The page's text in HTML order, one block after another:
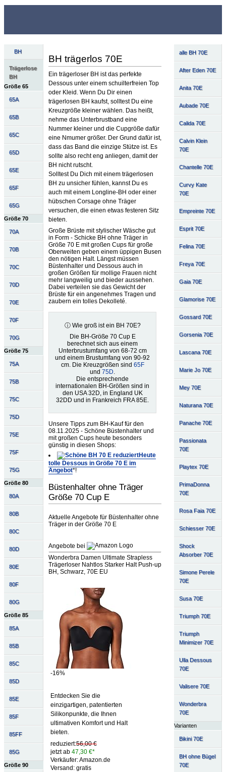
BH
Trägerlose
BH
Größe 65
65A
65B
65C
65D
65E
65F
65G
Größe 70
70A
70B
70C
70D
70E
70F
70G
Größe 75
75A
75B
75C
75D
75E
75F
75G
Größe 80
80A
80B
80C
80D
80E
80F
80G
Größe 85
85A
85B
85C
85D
85E
85F
85FF
85G
Größe 90
alle BH 70E
After Eden 70E
Anita 70E
Aubade 70E
Calida 70E
Calvin Klein
70E
Chantelle 70E
Curvy Kate
70E
Empreinte 70E
Esprit 70E
Felina 70E
Freya 70E
Gaia 70E
Glamorise 70E
Gossard 70E
Gorsenia 70E
Lascana 70E
Marie Jo 70E
Mey 70E
Naturana 70E
Panache 70E
Passionata
70E
Playtex 70E
PrimaDonna
70E
Rosa Faia 70E
Schiesser 70E
Shock
Absorber 70E
Simone Perele
70E
Susa 70E
Triumph 70E
Triumph
Minimizer 70E
Ulla Dessous
70E
Valisere 70E
Wonderbra
70E
Varianten
Bikini 70E
BH ohne Bügel
70E
BH trägerlos 70E
Ein trägerloser BH ist das perfekte
Dessous unter einem schuilterfreien Top
oder Kleid. Wenn Du Dir einen
trägerlosen BH kaufst, solltest Du eine
Kreuzgröße kleiner wählen. Das heißt,
nehme das Unterbrustband eine
Nummer kleiner und die Cupgröße dafür
eine Nmumer größer. Der Grund dafür ist,
dass das Band die einzige Stütze ist. Es
sollte also recht eng anliegen, damit der
BH nicht rutscht.
Solltest Du Dich mit einem trägerlosen
BH zu unsicher fühlen, kannst Du es
auch mit einem Longline-BH oder einer
hübschen Corsage ohne Träger
versuchen, die einen etwas festeren Sitz
bieten.
Große Brüste mit stylischer Wäsche gut
in Form - Schicke BH ohne Träger in
Größe 70 E mit großen Cups für große
Oberweiten geben einem üppigen Busen
den nötigen Halt. Längst müssen
Büstenhalter und Dessous auch in
großen Größen für mollige Frauen nicht
mehr langweilig und bieder aussehen.
Dabei verteilen sie das Gewicht der
Brüste für ein angenehmes Tragen und
zaubern ein tolles Dekolleté.
ⓘ Wie groß ist ein BH 70E?
Die BH-Größe 70 Cup E
berechnet sich aus einem
Unterbrustumfang von 68-72 cm
und einem Brustumfang von 90-92
cm. Die Kreuzgrößen sind 65F
und75D
Die entsprechende
internationalen BH-Größen sind in
den USA 32D, in England UK
32DD und in Frankreich FRA 85E.
Unsere Tipps zum BH-Kauf für den
08.11.2025 - Schöne Büstenhalter und
mit großen Cups heute besonders
günstig in diesen Shops:
Heute
tolle Dessous in Größe 70 E im
Angebot*!
Büstenhalter ohne Träger
Größe 70 Cup E
Aktuelle Angebote für Büstenhalter ohne
Träger in der Größe 70 E
Angebote bei
Wonderbra Damen Ultimate Strapless
Trägerloser Nahtlos Starker Halt Push-up
BH, Schwarz, 70E EU
-16%
Entdecken Sie die
einzigartigen, patentierten
Silikonpunkte, die Ihnen
ultimativen Komfort und Halt
bieten.
reduziert:56,00 €
jetzt ab 47,30 €*
Verkäufer: Amazon.de
Versand: gratis